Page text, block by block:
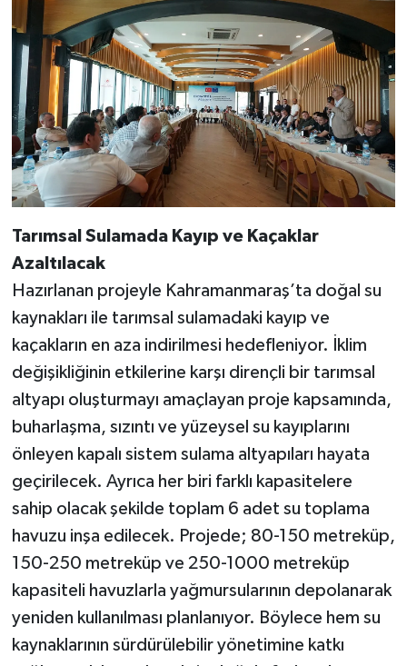
Tarımsal Sulamada Kayıp ve Kaçaklar
Azaltılacak
Hazırlanan projeyle Kahramanmaraş’ta doğal su
kaynakları ile tarımsal sulamadaki kayıp ve
kaçakların en aza indirilmesi hedefleniyor. İklim
değişikliğinin etkilerine karşı dirençli bir tarımsal
altyapı oluşturmayı amaçlayan proje kapsamında,
buharlaşma, sızıntı ve yüzeysel su kayıplarını
önleyen kapalı sistem sulama altyapıları hayata
geçirilecek. Ayrıca her biri farklı kapasitelere
sahip olacak şekilde toplam 6 adet su toplama
havuzu inşa edilecek. Projede; 80-150 metreküp,
150-250 metreküp ve 250-1000 metreküp
kapasiteli havuzlarla yağmursularının depolanarak
yeniden kullanılması planlanıyor. Böylece hem su
kaynaklarının sürdürülebilir yönetimine katkı